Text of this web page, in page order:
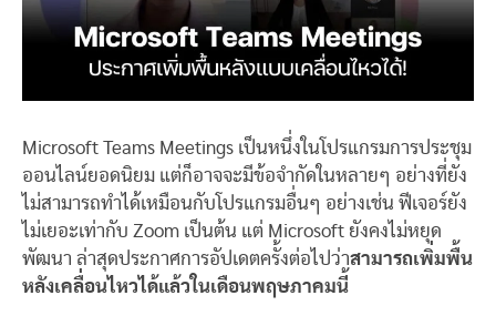
Microsoft Teams Meetings เป็นหนึ่งในโปรแกรมการประชุม
ออนไลน์ยอดนิยม แต่ก็อาจจะมีข้อจำกัดในหลายๆ อย่างที่ยัง
ไม่สามารถทำได้เหมือนกับโปรแกรมอื่นๆ อย่างเช่น ฟีเจอร์ยัง
ไม่เยอะเท่ากับ Zoom เป็นต้น แต่ Microsoft ยังคงไม่หยุด
พัฒนา ล่าสุดประกาศการอัปเดตครั้งต่อไปว่าสามารถเพิ่มพื้น
หลังเคลื่อนไหวได้แล้วในเดือนพฤษภาคมนี้